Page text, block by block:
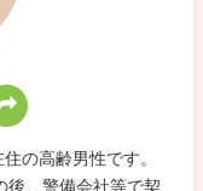
の高齢男性です。
後、警備会社等で契